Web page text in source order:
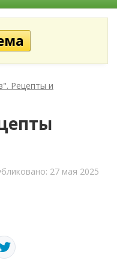
Рецепты и
27 мая 2025